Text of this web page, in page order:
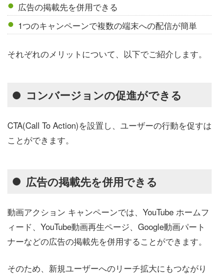
広告の掲載先を併用できる
1つのキャンペーンで複数の端末への配信が簡単
それぞれのメリットについて、以下でご紹介します。
コンバージョンの促進ができる
CTA(Call To Action)を設置し、ユーザーの行動を促すは
ことができます。
広告の掲載先を併用できる
動画アクション キャンペーンでは、YouTube ホームフ
ィード、YouTube動画再生ページ、Google動画パート
ナーなどの広告の掲載先を併用することができます。
そのため、新規ユーザーへのリーチ拡大にもつながり